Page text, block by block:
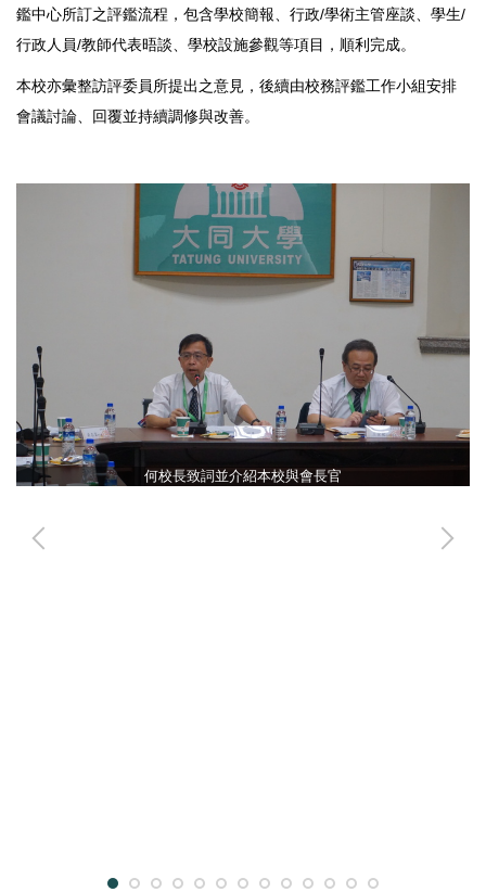
鑑中心所訂之評鑑流程，包含學校簡報、行政/學術主管座談、學生/
行政人員/教師代表晤談、學校設施參觀等項目，順利完成。
本校亦彙整訪評委員所提出之意見，後續由校務評鑑工作小組安排
會議討論、回覆並持續調修與改善。
何校長致詞並介紹本校與會長官